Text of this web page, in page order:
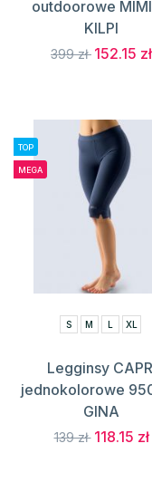
outdoorowe
KILPI
399 zł 152.15 zł
TOP
MEGA
S M L XL
Legginsy
jednokolorowe
GINA
139 zł 118.15 zł